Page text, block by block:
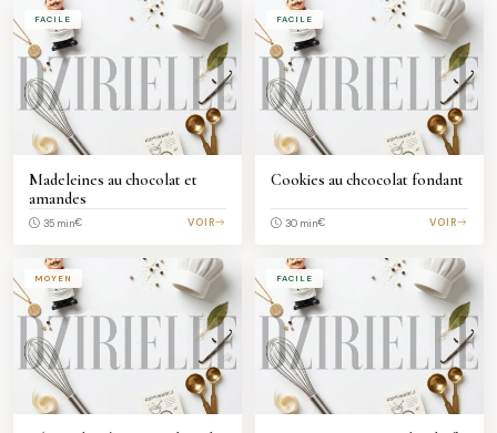
FACILE
Madeleines au chocolat et
amandes
35 min€ VOIR
FACILE
Cookies au chcocolat fondant
30 min€ VOIR
MOYEN FACILE